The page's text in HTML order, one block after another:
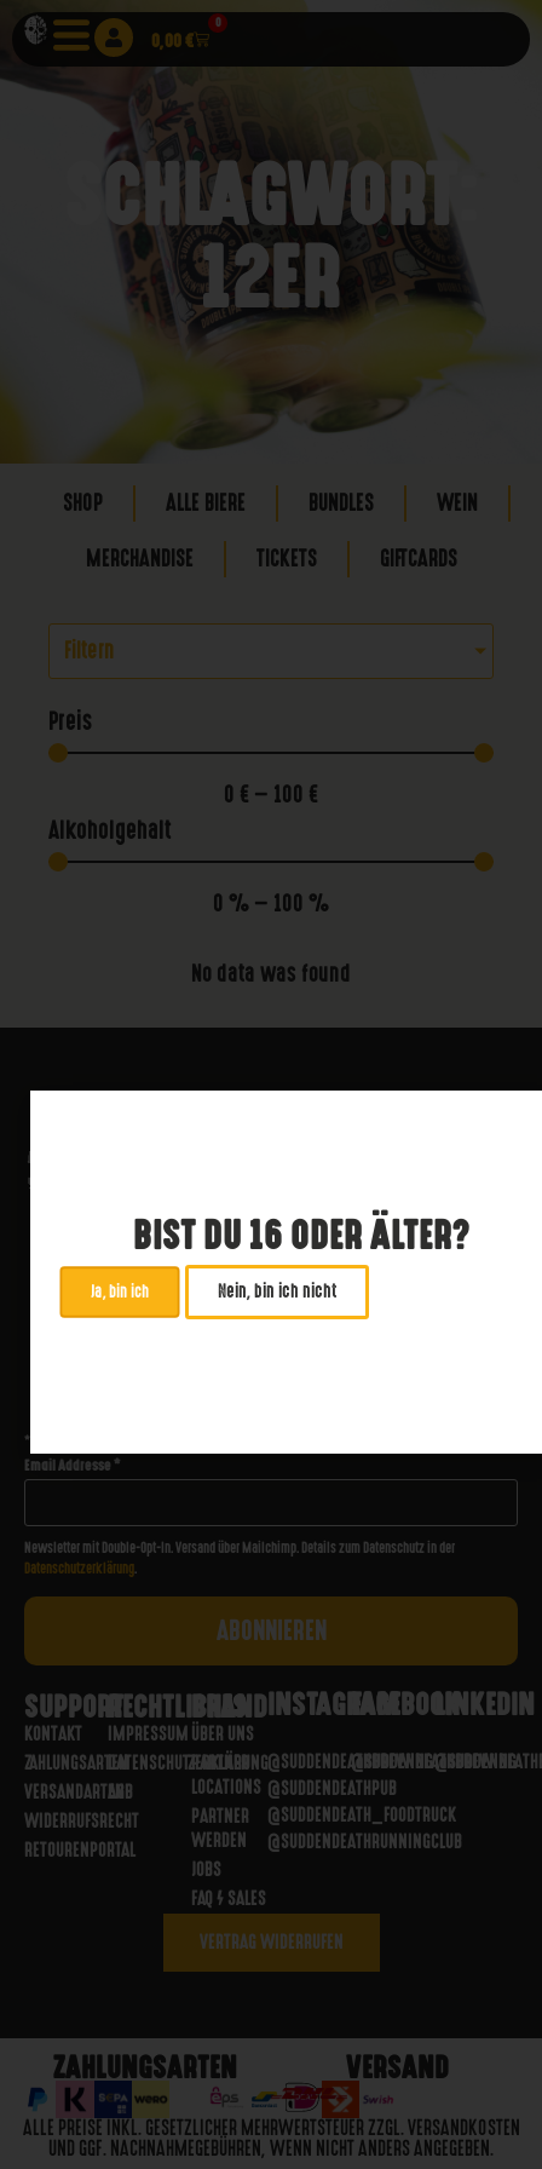
0,00€
0
SCHLAGWORT:
12ER
SHOP ALLE BIERE BUNDLES WEIN
MERCHANDISE TICKETS GIFTCARDS
Filtern
Preis
0 € — 100 €
Alkoholgehalt
0 % — 100 %
No data was found
*
Email Addresse*
Newsletter mit Double-Opt-In. Versand über Mailchimp. Details zum Datenschutz in der
Datenschutzerklärung.
SUPPORT
KONTAKT
ZAHLUNGSARTEN
VERSANDARTEN
WIDERRUFSRECHT
RETOURENPORTAL
RECHTLICHES
IMPRESSUM
DATENSCHUTZERKLÄRUNG
AGB
BRAND
ÜBER UNS
PARTNER
LOCATIONS
PARTNER
WERDEN
JOBS
FAQ / SALES
INSTAGRAM
@SUDDENDEATHBREWING
@SUDDENDEATHPUB
@SUDDENDEATH_FOODTRUCK
@SUDDENDEATHRUNNINGCLUB
FACEBOOK
@SUDDENDEATHBREWING
LINKEDIN
VERTRAG WIDERRUFEN
ZAHLUNGSARTEN VERSAND
ALLE PREISE INKL. GESETZLICHER MEHRWERTSTEUER ZZGL. VERSANDKOSTEN
UND GGF. NACHNAHMEGEBÜHREN, WENN NICHT ANDERS ANGEGEBEN.
BIST DU 16 ODER ÄLTER?
Ja, bin ich Nein, bin ich nicht